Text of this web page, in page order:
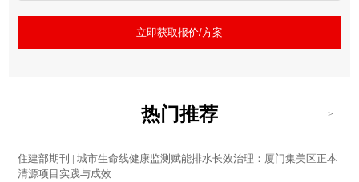
立即获取报价/方案
热门推荐 >
住建部期刊 | 城市生命线健康监测赋能排水长效治理：厦门集美区正本
清源项目实践与成效